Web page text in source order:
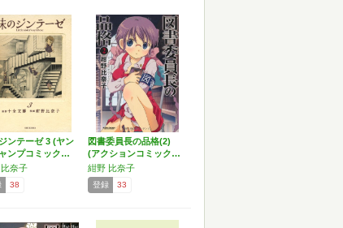
ンテーゼ 3 (ヤン
ンプコミック…
奈子
38
図書委員長の品格(2)
(アクションコミック…
紺野 比奈子
登録 33